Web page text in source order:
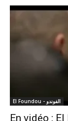
El Foundou - الفوندو
En vidéo :